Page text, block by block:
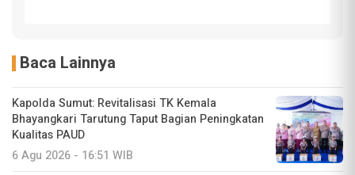
Baca Lainnya
Kapolda Sumut: Revitalisasi TK Kemala
Bhayangkari Tarutung Taput Bagian Peningkatan
Kualitas PAUD
6 Agu 2026 - 16:51 WIB